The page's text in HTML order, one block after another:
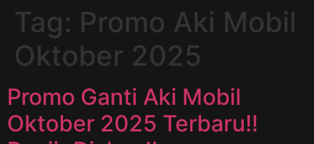
Tag: Promo Aki Mobil
Oktober 2025
Promo Ganti Aki Mobil
Oktober 2025 Terbaru!!